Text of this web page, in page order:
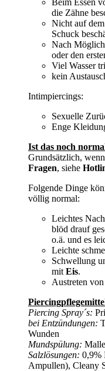
die Zähne
Nicht auf
Schuck
Nach
oder den
Viel Wasser
kein
Intimpiercings:
Sexuelle
Enge
Ist das noch
Grundsätzlich,
Fragen, siehe
Folgende Dinge
völlig normal:
Leichtes
blöd drauf
o.ä. und es
Leichte
Schwellung
mit Eis.
Austreten
Piercing Spray´s:
bei Entzündungen:
Wunden
Mundspülung:
Salzlösungen: 0,9%
Ampullen), Cleany